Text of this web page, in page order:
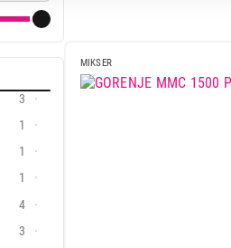
3
1
1
1
4
3
MIKSER